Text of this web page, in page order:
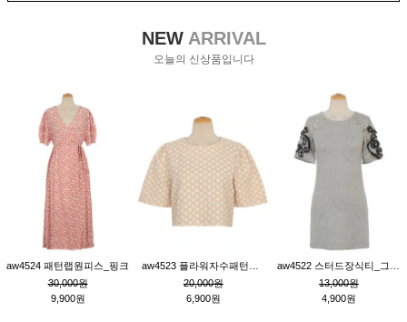
NEWARRIVAL
오늘의 신상품입니다
aw4524 패턴랩원피스_핑크
30,000원
9,900원
20,000원
6,900원
13,000원
4,900원